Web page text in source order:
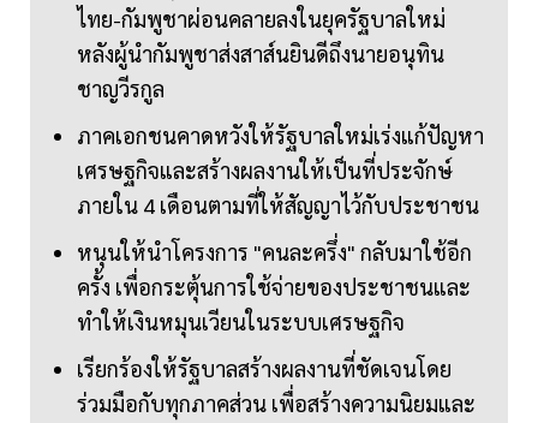
ไทย-กัมพูชาผ่อนคลายลงในยุครัฐบาลใหม่
หลังผู้นำกัมพูชาส่งสาส์นยินดีถึงนายอนุทิน
ชาญวีรกูล
ภาคเอกชนคาดหวังให้รัฐบาลใหม่เร่งแก้ปัญหา
เศรษฐกิจและสร้างผลงานให้เป็นที่ประจักษ์
ภายใน 4 เดือนตามที่ให้สัญญาไว้กับประชาชน
หนุนให้นำโครงการ "คนละครึ่ง" กลับมาใช้อีก
ครั้ง เพื่อกระตุ้นการใช้จ่ายของประชาชนและ
ทำให้เงินหมุนเวียนในระบบเศรษฐกิจ
เรียกร้องให้รัฐบาลสร้างผลงานที่ชัดเจนโดย
ร่วมมือกับทุกภาคส่วน เพื่อสร้างความนิยมและ